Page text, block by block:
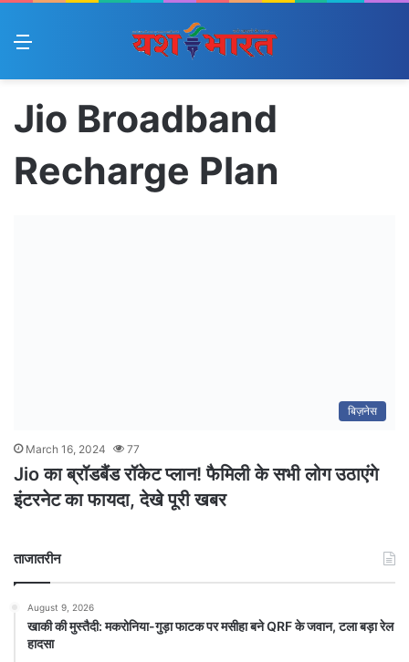
Menu
Jio Broadband
Recharge Plan
बिज़नेस
March 16, 2024 77
Jio का ब्रॉडबैंड रॉकेट प्लान! फैमिली के सभी लोग उठाएंगे
इंटरनेट का फायदा, देखे पूरी खबर
ताजातरीन
August 9, 2026
खाकी की मुस्तैदी: मकरोनिया-गुड़ा फाटक पर मसीहा बने QRF के जवान, टला बड़ा रेल
हादसा